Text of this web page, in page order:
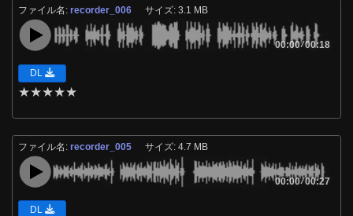
ファイル名:recorder_006 サイズ: 3.1 MB
00:00/00:18
DL
★★★★★
ファイル名:recorder_005 サイズ: 4.7 MB
00:00/00:27
DL